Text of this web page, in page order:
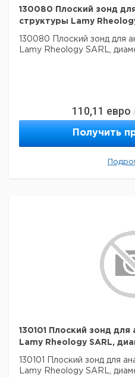
130080 Плоский зонд
структуры Lamy
130080 Плоский зонд для
Lamy Rheology SARL,
110,11 евро
Получить
130101 Плоский зонд
Lamy Rheology SARL,
130101 Плоский зонд для
Lamy Rheology SARL,